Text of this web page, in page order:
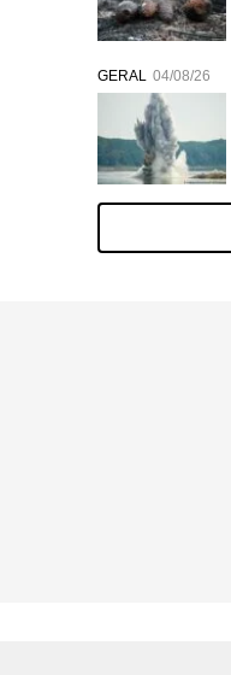
GERAL 04/08/26